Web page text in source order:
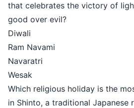
that celebrates the victory of
good over evil?
Diwali
Ram Navami
Navaratri
Wesak
Which religious holiday is the
in Shinto, a traditional Japanese